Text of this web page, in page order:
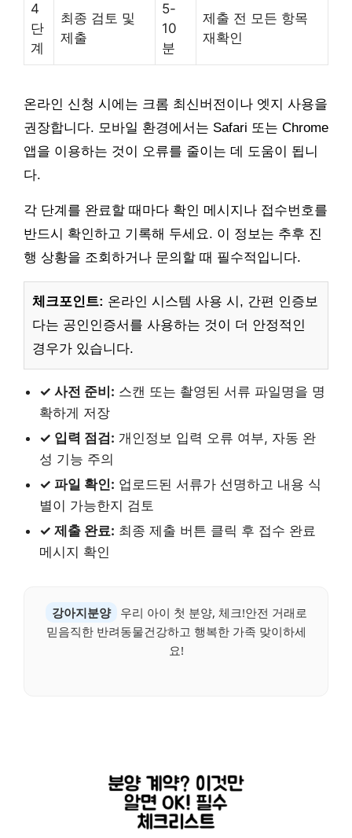
4
단
계
최종 검토 및
제출
5-
10
분
제출 전 모든 항목
재확인
온라인 신청 시에는 크롬 최신버전이나 엣지 사용을
권장합니다. 모바일 환경에서는 Safari 또는 Chrome
앱을 이용하는 것이 오류를 줄이는 데 도움이 됩니
다.
각 단계를 완료할 때마다 확인 메시지나 접수번호를
반드시 확인하고 기록해 두세요. 이 정보는 추후 진
행 상황을 조회하거나 문의할 때 필수적입니다.
체크포인트: 온라인 시스템 사용 시, 간편 인증보
다는 공인인증서를 사용하는 것이 더 안정적인
경우가 있습니다.
✓ 사전 준비: 스캔 또는 촬영된 서류 파일명을 명
확하게 저장
✓ 입력 점검: 개인정보 입력 오류 여부, 자동 완
성 기능 주의
✓ 파일 확인: 업로드된 서류가 선명하고 내용 식
별이 가능한지 검토
✓ 제출 완료: 최종 제출 버튼 클릭 후 접수 완료
메시지 확인
강아지분양
우리 아이 첫 분양, 체크!안전 거래로
믿음직한 반려동물건강하고 행복한 가족 맞이하세
요!